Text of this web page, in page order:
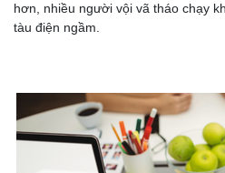
Thế giới thể thao
Hậu trường
hơn, nhiều người vội vã tháo chạy
tàu điện ngầm.